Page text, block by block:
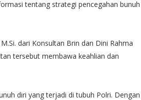
tentang strategi pencegahan bunuh
dari Konsultan Brin dan Dini Rahma
tersebut membawa keahlian dan
diri yang terjadi di tubuh Polri. Dengan